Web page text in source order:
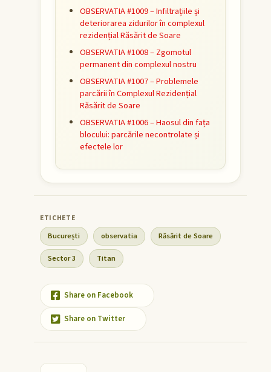
OBSERVATIA #1009 – Infiltrațiile și
deteriorarea zidurilor în complexul
rezidențial Răsărit de Soare
OBSERVATIA #1008 – Zgomotul
permanent din complexul nostru
OBSERVATIA #1007 – Problemele
parcării în Complexul Rezidențial
Răsărit de Soare
OBSERVATIA #1006 – Haosul din fața
blocului: parcările necontrolate și
efectele lor
București observatia Răsărit de Soare
Sector 3 Titan
Share on Facebook
Share on Twitter